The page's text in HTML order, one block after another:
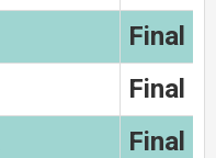
Final
Final
Final